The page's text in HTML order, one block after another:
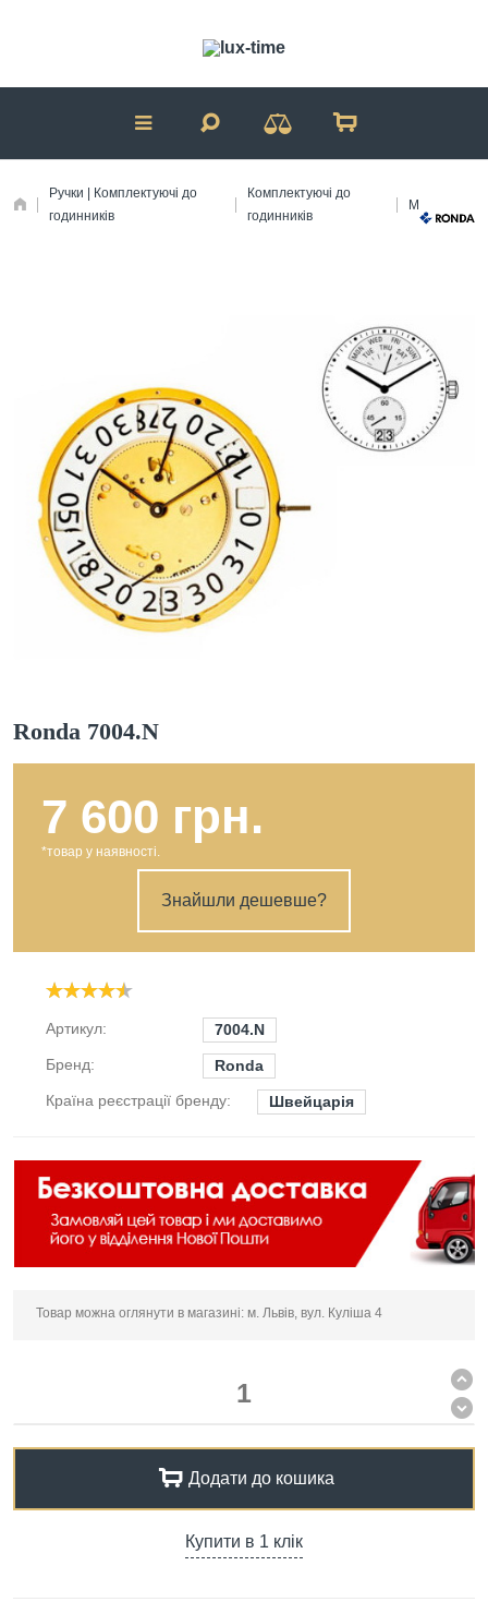
Ручки | Комплектуючі до
годинників
Комплектуючі до
годинників
Механізми
Ronda 7004.N
7 600 грн.
*товар у наявності.
Знайшли дешевше?
Артикул:
7004.N
Бренд:
Ronda
Країна реєстрації бренду:
Швейцарія
Товар можна оглянути в магазині: м. Львів, вул. Куліша 4
Додати до кошика
Купити в 1 клік